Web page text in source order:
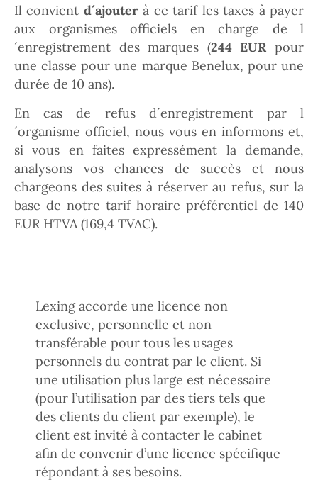
Il convient d´ajouterà ce tarif les taxes à payer
aux organismes officiels en charge de l
´enregistrement des marques (244 EUR pour
une classe pour une marque Benelux, pour une
durée de 10 ans).
En cas de refus d´enregistrement par l
´organisme officiel, nous vous en informons et,
si vous en faites expressément la demande,
analysons vos chances de succès et nous
chargeons des suites à réserver au refus, sur la
base de notre tarif horaire préférentiel de 140
EUR HTVA (169,4 TVAC).
Lexing accorde une licence non
exclusive, personnelle et non
transférable pour tous les usages
personnels du contrat par le client. Si
une utilisation plus large est nécessaire
(pour l’utilisation par des tiers tels que
des clients du client par exemple), le
client est invité à contacter le cabinet
afin de convenir d’une licence spécifique
répondant à ses besoins.